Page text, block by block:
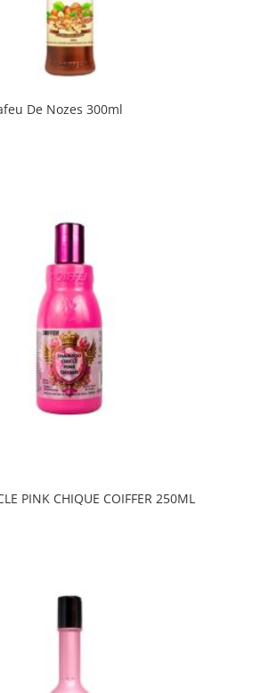
De Nozes 300ml
PINK CHIQUE COIFFER 250ML